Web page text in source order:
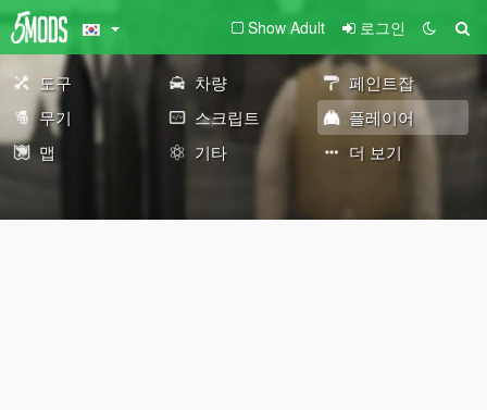
Show Adult 로그인
도구 차량
페인트잡
무기
스크립트
플레이어
맵
기타 더 보기